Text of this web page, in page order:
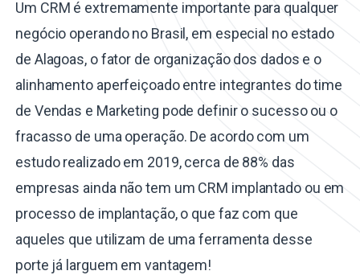
Um CRM é extremamente importante para qualquer
negócio operando no Brasil, em especial no estado
de Alagoas, o fator de organização dos dados e o
alinhamento aperfeiçoado entre integrantes do time
de Vendas e Marketing pode definir o sucesso ou o
fracasso de uma operação. De acordo com um
estudo realizado em 2019, cerca de 88% das
empresas ainda não tem um CRM implantado ou em
processo de implantação, o que faz com que
aqueles que utilizam de uma ferramenta desse
porte já larguem em vantagem!